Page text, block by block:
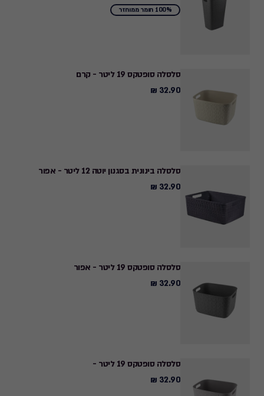
₪ 100% חומר ממוחזר
סלסלה סופטקס 19 ליטר - קרם
32.90
32.90 ₪
סלסלה בינונית בסגנון יוטה 12 ליטר - אפור
32.90
32.90 ₪
סלסלה סופטקס 19 ליטר - אפור
32.90
32.90 ₪
סלסלה סופטקס 19 ליטר -
32.90
32.90 ₪